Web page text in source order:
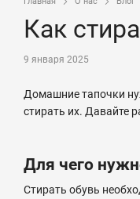
Как
9 января 2025
Домашние тапочки
стирать их. Давайте
Для чего
Стирать обувь